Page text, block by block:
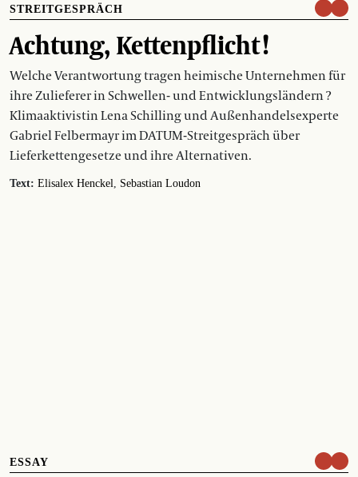
STREITGESPRÄCH
Achtung, Kettenpflicht !
Welche Verantwortung tragen heimische Unternehmen für
ihre Zulieferer in Schwellen- und Entwicklungsländern ?
Klimaaktivistin Lena Schilling und Außenhandelsexperte
Gabriel Felbermayr im DATUM-Streitgespräch über
Lieferkettengesetze und ihre Alternativen.
Text: Elisalex Henckel Sebastian Loudon
ESSAY